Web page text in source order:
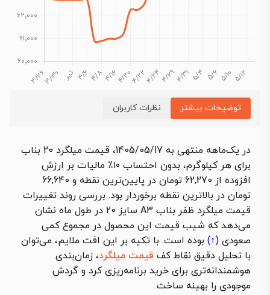
توضیحات بیشتر نظرات کاربران
در یک‌ماهه منتهی به 1405/05/17، قیمت میلگرد 20 بناب
برای هر کیلوگرم، بدون احتساب ۱۰٪ مالیات بر ارزش
افزوده از 62,270 تومان در پایین‌ترین نقطه و 66,640
تومان در بالاترین نقطه برخوردار بود. بررسی روند تغییرات
قیمت میلگرد ظفر بناب A3 سایز 20 در طول ماه نشان
می‌دهد که شیب قیمت این محصول در مجموع کمی
صعودی (↑) بوده است. با تکیه بر این افت ملایم، می‌توان
با تحلیل دقیق نقاط کف قیمت میلگرد، زمان‌بندی
هوشمندانه‌تری برای خرید برنامه‌ریزی کرد و گردش
موجودی را بهینه ساخت.